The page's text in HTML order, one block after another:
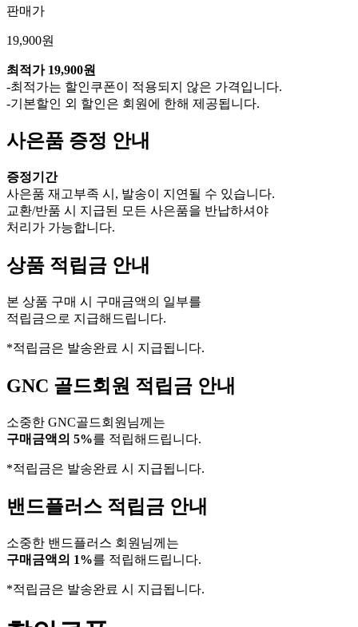
판매가
19,900원
최적가 19,900원
-최적가는 할인쿠폰이 적용되지 않은 가격입니다.
-기본할인 외 할인은 회원에 한해 제공됩니다.
사은품 증정 안내
증정기간
사은품 재고부족 시, 발송이 지연될 수 있습니다.
교환/반품 시 지급된 모든 사은품을 반납하셔야
처리가 가능합니다.
상품 적립금 안내
본 상품 구매 시 구매금액의 일부를
적립금으로 지급해드립니다.
*적립금은 발송완료 시 지급됩니다.
GNC 골드회원 적립금 안내
소중한 GNC골드회원님께는
구매금액의 5%를 적립해드립니다.
*적립금은 발송완료 시 지급됩니다.
밴드플러스 적립금 안내
소중한 밴드플러스 회원님께는
구매금액의 1%를 적립해드립니다.
*적립금은 발송완료 시 지급됩니다.